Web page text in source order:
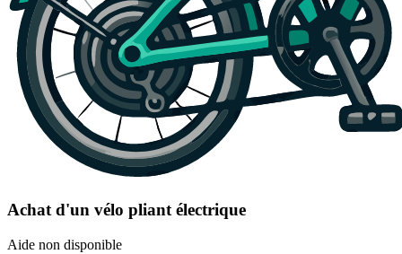
Achat d'un vélo pliant électrique
Aide non disponible